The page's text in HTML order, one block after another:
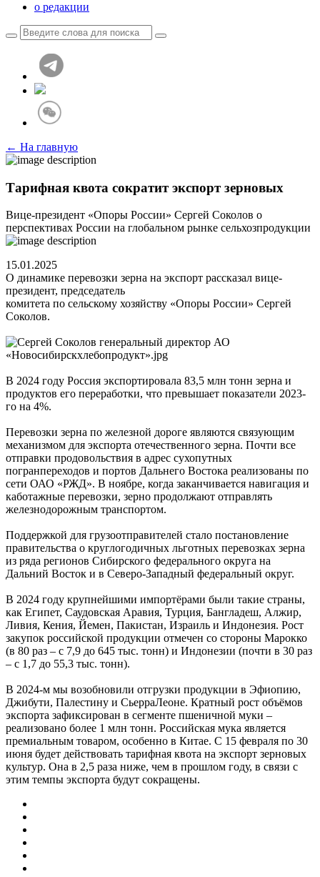
о редакции
← На главную
Тарифная квота сократит экспорт зерновых
Вице-президент «Опоры России» Сергей Соколов о
перспективах России на глобальном рынке сельхозпродукции
15.01.2025
О динамике перевозки зерна на экспорт рассказал вице-
президент, председатель
комитета по сельскому хозяйству «Опоры России» Сергей
Соколов.
В 2024 году Россия экспортировала 83,5 млн тонн зерна и
продуктов его переработки, что превышает показатели 2023-
го на 4%.
Перевозки зерна по железной дороге являются связующим
механизмом для экспорта отечественного зерна. Почти все
отправки продовольствия в адрес сухопутных
погранпереходов и портов Дальнего Востока реализованы по
сети ОАО «РЖД». В ноябре, когда заканчивается навигация и
каботажные перевозки, зерно продолжают отправлять
железнодорожным транспортом.
Поддержкой для грузоотправителей стало постановление
правительства о круглогодичных льготных перевозках зерна
из ряда регионов Сибирского федерального округа на
Дальний Восток и в Северо-Западный федеральный округ.
В 2024 году крупнейшими импортёрами были такие страны,
как Египет, Саудовская Аравия, Турция, Бангладеш, Алжир,
Ливия, Кения, Йемен, Пакистан, Израиль и Индо­незия. Рост
закупок российской продукции отмечен со стороны Марокко
(в 80 раз – с 7,9 до 645 тыс. тонн) и Индонезии (почти в 30 раз
– с 1,7 до 55,3 тыс. тонн).
В 2024-м мы возобновили отгрузки продукции в Эфиопию,
Джибути, Палестину и Сьерра­Леоне. Кратный рост объёмов
экспорта зафиксирован в сегменте пшеничной муки –
реализовано более 1 млн тонн. Российская мука является
премиальным товаром, особенно в Китае. С 15 февраля по 30
июня будет действовать тарифная квота на экспорт зерновых
культур. Она в 2,5 раза ниже, чем в прошлом году, в связи с
этим темпы экспорта будут сокращены.